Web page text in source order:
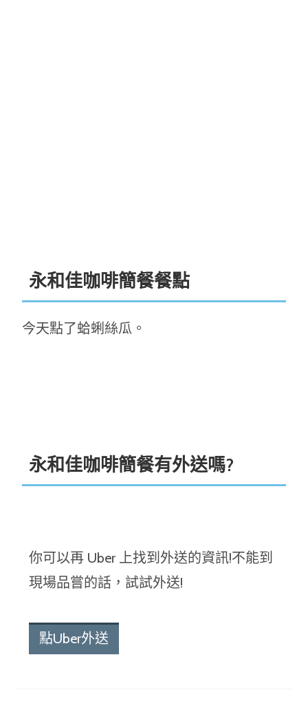
永和佳咖啡簡餐餐點
今天點了蛤蜊絲瓜。
永和佳咖啡簡餐有外送嗎?
你可以再 Uber 上找到外送的資訊!不能到
現場品嘗的話，試試外送!
點Uber外送